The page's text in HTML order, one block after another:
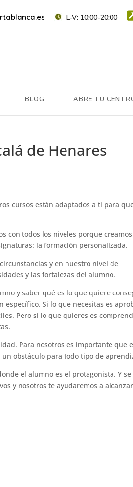
L-V: 10:00-20:00
BLOG ABRE TU
de Henares
cursos están adaptados a ti para
con todos los niveles porque creamos
la formación personalizada.
y en nuestro nivel de
y las fortalezas del alumno.
y saber qué es lo que quiere
Si lo que necesitas es
Pero si lo que quieres es
Para nosotros es importante que
obstáculo para todo tipo de
el alumno es el protagonista. Y se
y nosotros te ayudaremos a